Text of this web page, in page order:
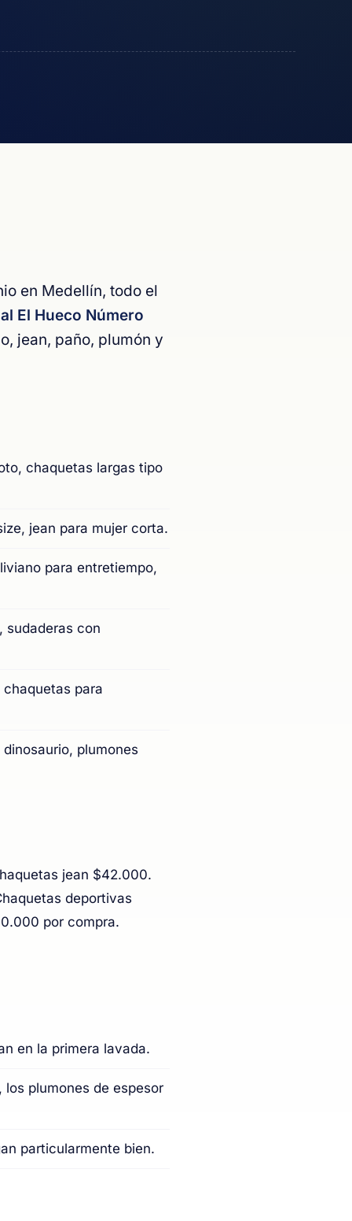
en Medellín, todo el
El Hueco Número
jean, paño, plumón y
chaquetas largas tipo
jean para mujer corta.
para entretiempo,
sudaderas con
para
plumones
jean $42.000.
deportivas
por compra.
en la primera lavada.
plumones de espesor
particularmente bien.